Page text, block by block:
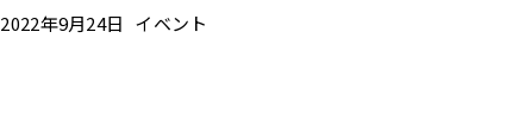
2022年9月24日 イベント